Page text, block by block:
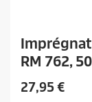
RM 762,
P
27,95 €